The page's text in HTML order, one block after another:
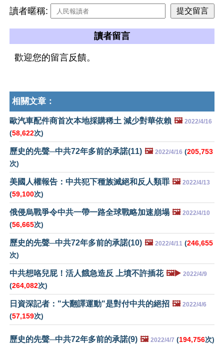
讀者暱稱:
讀者留言
歡迎您的留言反饋。
相關文章：
歐汽車配件商首次本地採購稀土 減少對華依賴 🖼️ 2022/4/16
(58,622次)
歷史的先聲─中共72年多前的承諾(11) 🖼️ 2022/4/16 (205,753
次)
美國人權報告：中共犯下種族滅絕和反人類罪 🖼️ 2022/4/13
(59,100次)
俄侵烏戰爭令中共一帶一路全球戰略加速崩塌 🖼️ 2022/4/10
(56,665次)
歷史的先聲─中共72年多前的承諾(10) 🖼️ 2022/4/11 (246,655
次)
中共想咯兒屁！活人餓急造反 上墳不許插花 🖼️▶️ 2022/4/9
(264,082次)
日資深記者："大翻譯運動"是對付中共的絕招 🖼️ 2022/4/6
(57,159次)
歷史的先聲─中共72年多前的承諾(9) 🖼️ 2022/4/7 (194,756次)